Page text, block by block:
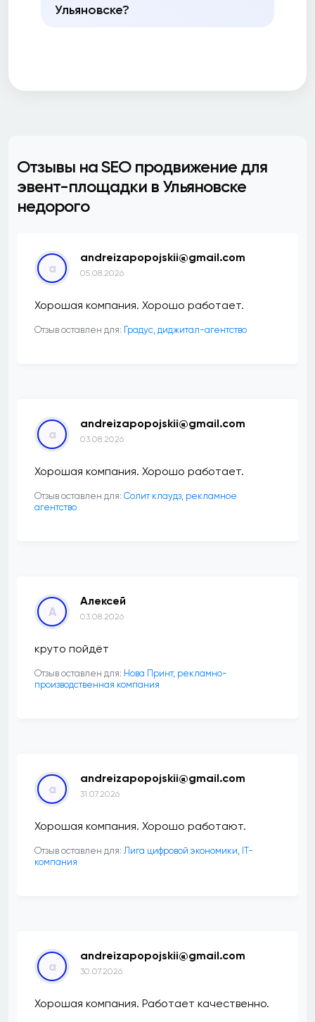
Ульяновске?
Отзывы на SEO продвижение для
эвент-площадки в Ульяновске
недорого
a
andreizapopojskii@gmail.com
05.08.2026
Хорошая компания. Хорошо работает.
Отзыв оставлен для: ​Градус, диджитал-агентство
a
andreizapopojskii@gmail.com
03.08.2026
Хорошая компания. Хорошо работает.
Отзыв оставлен для: Солит клаудз, рекламное
агентство
А
Алексей
03.08.2026
круто пойдёт
Отзыв оставлен для: Нова Принт, рекламно-
производственная компания
a
andreizapopojskii@gmail.com
31.07.2026
Хорошая компания. Хорошо работают.
Отзыв оставлен для: Лига цифровой экономики, IT-
компания
a
andreizapopojskii@gmail.com
30.07.2026
Хорошая компания. Работает качественно.